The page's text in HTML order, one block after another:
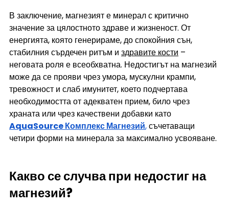
В заключение, магнезият е минерал с критично
значение за цялостното здраве и жизненост. От
енергията, която генерираме, до спокойния сън,
стабилния сърдечен ритъм и здравите кости –
неговата роля е всеобхватна. Недостигът на магнезий
може да се прояви чрез умора, мускулни крампи,
тревожност и слаб имунитет, което подчертава
необходимостта от адекватен прием, било чрез
храната или чрез качествени добавки като
AquaSource Комплекс Магнезий, съчетаващи
четири форми на минерала за максимално усвояване.
Какво се случва при недостиг на
магнезий?